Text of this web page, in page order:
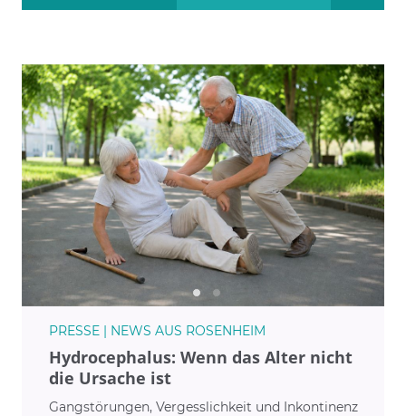
PRESSE | NEWS AUS ROSENHEIM
Hydrocephalus: Wenn das Alter nicht
die Ursache ist
Gangstörungen, Vergesslichkeit und Inkontinenz